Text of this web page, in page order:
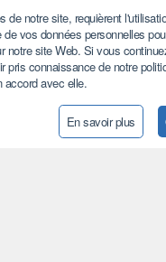
de l'Afrique et du
à supporter les jeunes
où les idées
de notre site, requièrent
vos données personnelles
notre site Web. Si vous
pris connaissance de notre
accord avec elle.
En savoir plus